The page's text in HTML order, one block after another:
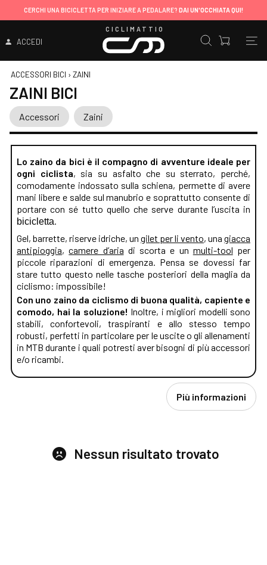
CERCHI UNA BICICLETTA PER INIZIARE A PEDALARE? DAI UN'OCCHIATA QUI!
ACCEDI
CICLIMATTIO
ACCESSORI BICI › ZAINI
ZAINI BICI
Accessori Zaini
Lo zaino da bici è il compagno di avventure ideale per
ogni ciclista, sia su asfalto che su sterrato, perché,
comodamente indossato sulla schiena, permette di avere
mani libere e salde sul manubrio e soprattutto consente di
portare con sé tutto quello che serve durante l’uscita in
bicicletta.
Gel, barrette, riserve idriche, un gilet per li vento, una giacca
antipioggia,camere d’aria di scorta e un multi-tool per
piccole riparazioni di emergenza. Pensa se dovessi far
stare tutto questo nelle tasche posteriori della maglia da
ciclismo: impossibile!
Con uno zaino da ciclismo di buona qualità, capiente e
comodo, hai la soluzione! Inoltre, i migliori modelli sono
stabili, confortevoli, traspiranti e allo stesso tempo
robusti, perfetti in particolare per le uscite o gli allenamenti
in MTB durante i quali potresti aver bisogni di più accessori
e/o ricambi.
Più informazioni
Nessun risultato trovato